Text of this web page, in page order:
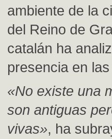
ambiente de la
del Reino de
catalán ha
presencia en
«No existe una
son antiguas
vivas», ha